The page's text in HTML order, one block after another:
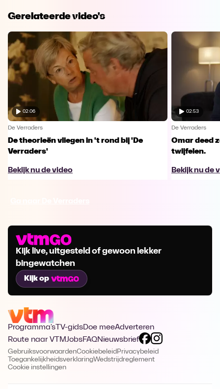
Gerelateerde video's
02:06
De Verraders
De theorieën vliegen in 't rond bij 'De
Verraders'
Bekijk nu de video
02:53
De Verraders
Omar deed
twijfelen.
Bekijk nu de
Kijk live, uitgesteld of gewoon lekker
bingewatchen
Kijk op
Programma's TV-gidsDoe meeAdverteren
Route naar VTMJobsFAQNieuwsbrief
GebruiksvoorwaardenCookiebeleid Privacybeleid
ToegankelijkheidsverklaringWedstrijdreglement
Cookie instellingen